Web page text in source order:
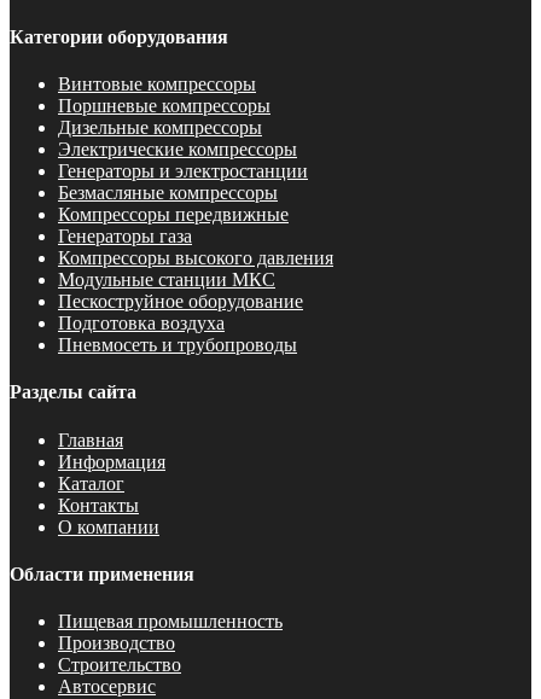
Категории оборудования
Винтовые компрессоры
Поршневые компрессоры
Дизельные компрессоры
Электрические компрессоры
Генераторы и электростанции
Безмасляные компрессоры
Компрессоры передвижные
Генераторы газа
Компрессоры высокого давления
Модульные станции МКС
Пескоструйное оборудование
Подготовка воздуха
Пневмосеть и трубопроводы
Разделы сайта
Главная
Информация
Каталог
Контакты
О компании
Области применения
Пищевая промышленность
Производство
Строительство
Автосервис